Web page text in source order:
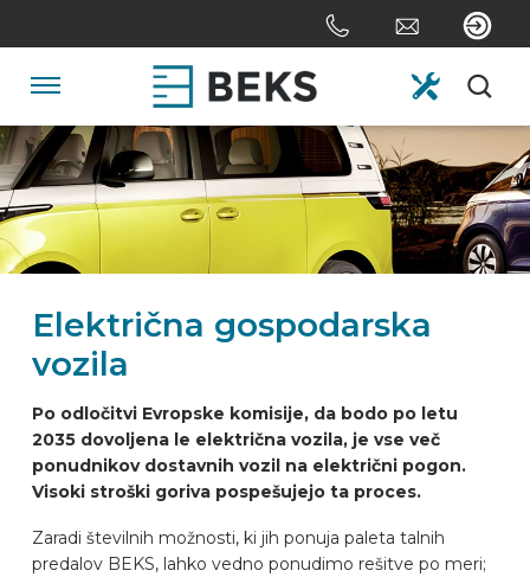
to
content
Jump
to
the
navigation
HOME
O NAS
SISTEMI
PO MERI
SEKTOR
PREPOZNAVALNIK AVTOMOBILOV
Električna gospodarska
vozila
Po odločitvi Evropske komisije, da bodo po letu
2035 dovoljena le električna vozila, je vse več
ponudnikov dostavnih vozil na električni pogon.
Visoki stroški goriva pospešujejo ta proces.
Zaradi številnih možnosti, ki jih ponuja paleta talnih
predalov BEKS, lahko vedno ponudimo rešitve po meri;